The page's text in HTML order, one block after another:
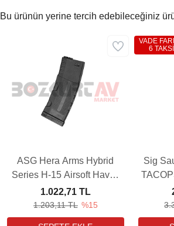
Bu ürünün yerine tercih edebileceğiniz
ASG Hera Arms Hybrid
Series H-15 Airsoft Havalı
Tüfek Yedek Şarjörü (180
Adet)
1.203,11 TL %15
1.022,71 TL
Sig
VADE
6